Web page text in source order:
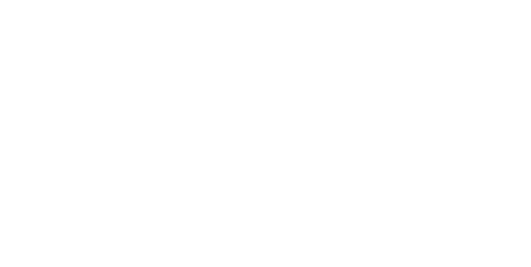
ようお願いしま
社の共同利用者
とをご了承くだ
」に記載されて
ない年数を意
、取り引きをい
ムロン制御